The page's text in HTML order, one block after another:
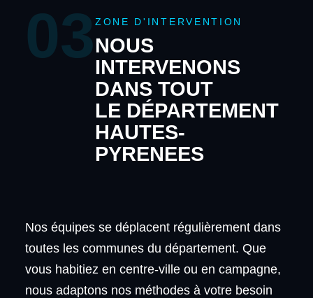
03 ZONE D'INTERVENTION
NOUS
INTERVENONS
DANS TOUT
LE DÉPARTEMENT
HAUTES-
PYRENEES
Nos équipes se déplacent régulièrement dans
toutes les communes du département. Que
vous habitiez en centre-ville ou en campagne,
nous adaptons nos méthodes à votre besoin